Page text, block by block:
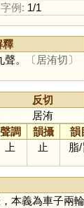
字例: 1/1
釋
。
〔居洧切〕
反切
居洧
聲調 韻攝 韻
上 止 脂/
本義為車子兩輪